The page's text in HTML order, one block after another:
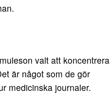
valt att koncentrera
är något som de gör
medicinska journaler.